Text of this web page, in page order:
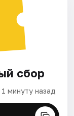
сбор
минуту назад